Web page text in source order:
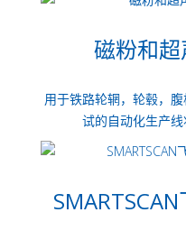
磁粉和
用于铁路轮辋，轮毂，
试的自动化生产线